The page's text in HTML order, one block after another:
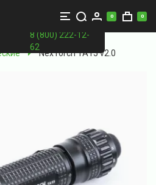
0 0
NexTorch TA15 v2.0
8 (800) 222-12-
62